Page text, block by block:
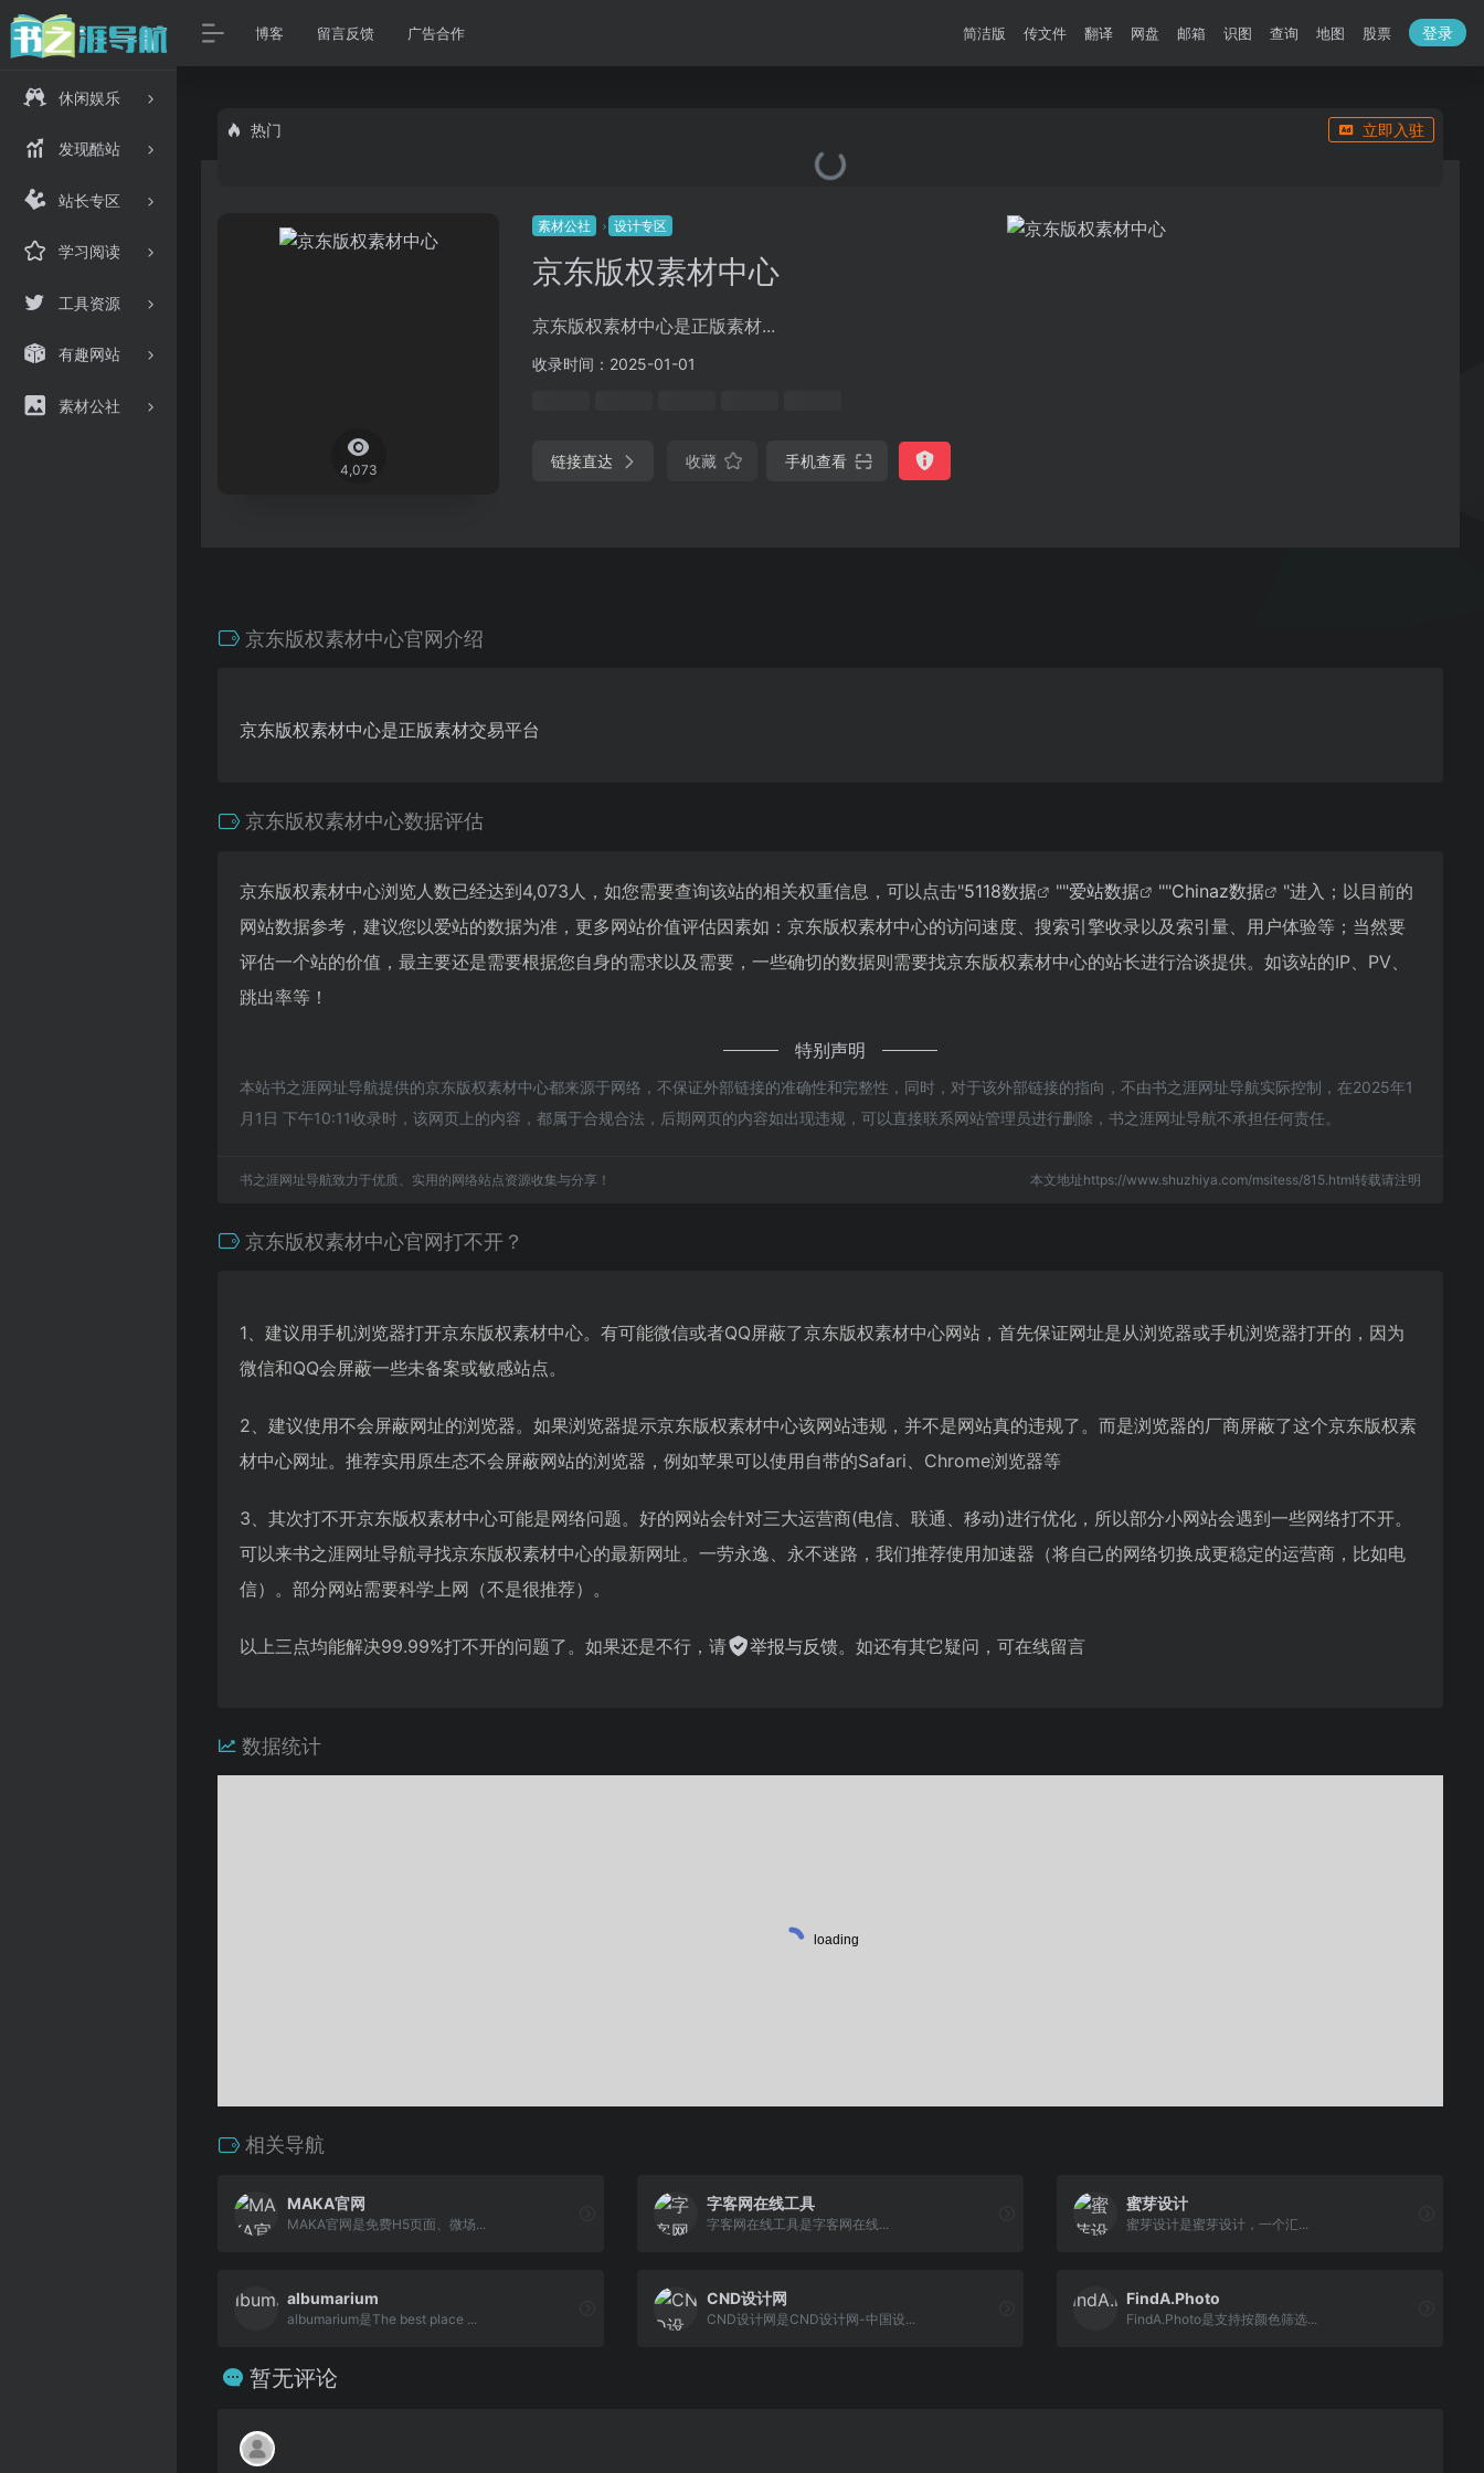
休闲娱乐
发现酷站
站长专区
学习阅读
工具资源
有趣网站
素材公社
博客 留言反馈 广告合作 简洁版 传文件 翻译 网盘 邮箱 识图 查询 地图 股票 登录
热门 立即入驻
4,073
素材公社 设计专区
京东版权素材中心
京东版权素材中心是正版素材...
收录时间：2025-01-01
链接直达 收藏 手机查看
京东版权素材中心官网介绍
京东版权素材中心是正版素材交易平台
京东版权素材中心数据评估
京东版权素材中心浏览人数已经达到4,073人，如您需要查询该站的相关权重信息，可以点击"5118数据 ""爱站数据 ""Chinaz数据
"进入；以目前的
网站数据参考，建议您以爱站的数据为准，更多网站价值评估因素如：京东版权素材中心的访问速度、搜索引擎收录以及索引量、用户体验等；当然要
评估一个站的价值，最主要还是需要根据您自身的需求以及需要，一些确切的数据则需要找京东版权素材中心的站长进行洽谈提供。如该站的IP、PV、
跳出率等！
特别声明
本站书之涯网址导航提供的京东版权素材中心都来源于网络，不保证外部链接的准确性和完整性，同时，对于该外部链接的指向，不由书之涯网址导航实际控制，在2025年1
月1日 下午10:11收录时，该网页上的内容，都属于合规合法，后期网页的内容如出现违规，可以直接联系网站管理员进行删除，书之涯网址导航不承担任何责任。
书之涯网址导航致力于优质、实用的网络站点资源收集与分享！ 本文地址https://www.shuzhiya.com/msitess/815.html转载请注明
京东版权素材中心官网打不开？
1、建议用手机浏览器打开京东版权素材中心。有可能微信或者QQ屏蔽了京东版权素材中心网站，首先保证网址是从浏览器或手机浏览器打开的，因为
微信和QQ会屏蔽一些未备案或敏感站点。
2、建议使用不会屏蔽网址的浏览器。如果浏览器提示京东版权素材中心该网站违规，并不是网站真的违规了。而是浏览器的厂商屏蔽了这个京东版权素
材中心网址。推荐实用原生态不会屏蔽网站的浏览器，例如苹果可以使用自带的Safari、Chrome浏览器等
3、其次打不开京东版权素材中心可能是网络问题。好的网站会针对三大运营商(电信、联通、移动)进行优化，所以部分小网站会遇到一些网络打不开。
可以来书之涯网址导航寻找京东版权素材中心的最新网址。一劳永逸、永不迷路，我们推荐使用加速器（将自己的网络切换成更稳定的运营商，比如电
信）。部分网站需要科学上网（不是很推荐）。
以上三点均能解决99.99%打不开的问题了。如果还是不行，请 举报与反馈。如还有其它疑问，可在线留言
数据统计
相关导航
MAKA官网
MAKA官网是免费H5页面、微场...
字客网在线工具
字客网在线工具是字客网在线...
蜜芽设计
蜜芽设计是蜜芽设计，一个汇...
albumarium
albumarium是The best place ...
CND设计网
CND设计网是CND设计网-中国设...
FindA.Photo
FindA.Photo是支持按颜色筛选...
暂无评论